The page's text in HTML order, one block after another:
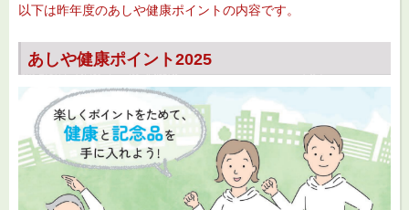
以下は昨年度のあしや健康ポイントの内容です。
あしや健康ポイント2025